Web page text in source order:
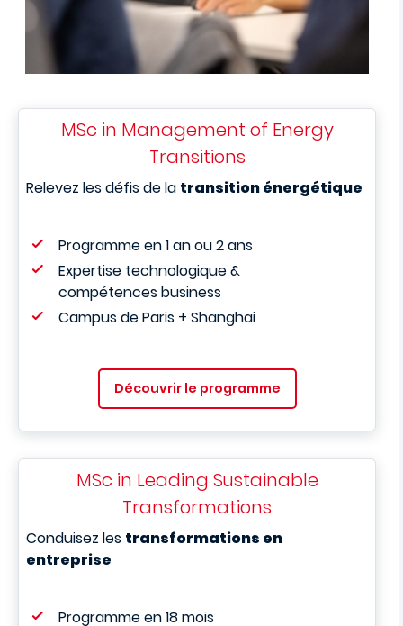
MSc in Management of Energy
Transitions
Relevez les défis de la transition énergétique
Programme en 1 an ou 2 ans
Expertise technologique &
compétences business
Campus de Paris + Shanghai
Découvrir le programme
MSc in Leading Sustainable
Transformations
Conduisez les transformations en
entreprise
Programme en 18 mois